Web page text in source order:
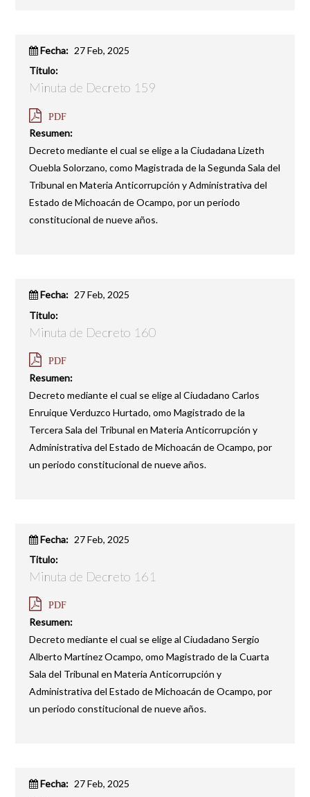
Fecha: 27 Feb, 2025
Titulo:
Minuta de Decreto 159
PDF
Resumen:
Decreto mediante el cual se elige a la Ciudadana Lizeth
Ouebla Solorzano, como Magistrada de la Segunda Sala del
Tribunal en Materia Anticorrupción y Administrativa del
Estado de Michoacán de Ocampo, por un periodo
constitucional de nueve años.
Fecha: 27 Feb, 2025
Titulo:
Minuta de Decreto 160
PDF
Resumen:
Decreto mediante el cual se elige al Ciudadano Carlos
Enruique Verduzco Hurtado, omo Magistrado de la
Tercera Sala del Tribunal en Materia Anticorrupción y
Administrativa del Estado de Michoacán de Ocampo, por
un periodo constitucional de nueve años.
Fecha: 27 Feb, 2025
Titulo:
Minuta de Decreto 161
PDF
Resumen:
Decreto mediante el cual se elige al Ciudadano Sergio
Alberto Martínez Ocampo, omo Magistrado de la Cuarta
Sala del Tribunal en Materia Anticorrupción y
Administrativa del Estado de Michoacán de Ocampo, por
un periodo constitucional de nueve años.
Fecha: 27 Feb, 2025